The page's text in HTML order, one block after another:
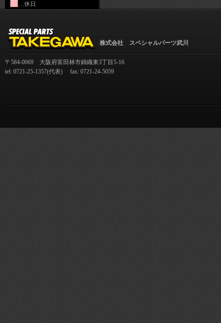
…休日
株式会社 スペシャルパーツ武川
〒584-0069 大阪府富田林市錦織東3丁目5-16
tel: 0721-25-1357(代表) fax: 0721-24-5059